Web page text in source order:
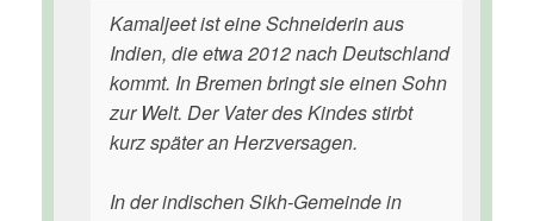
Kamaljeet ist eine Schneiderin aus
Indien, die etwa 2012 nach Deutschland
kommt. In Bremen bringt sie einen Sohn
zur Welt. Der Vater des Kindes stirbt
kurz später an Herzversagen.
In der indischen Sikh-Gemeinde in